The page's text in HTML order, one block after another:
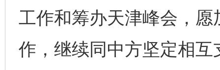
工作和筹办天津峰会，
作，继续同中方坚定相互